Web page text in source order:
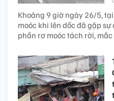
Khoảng 9 giờ ngày 26/5,
moóc khi lên dốc đã gặp
phần rơ moóc tách rời,